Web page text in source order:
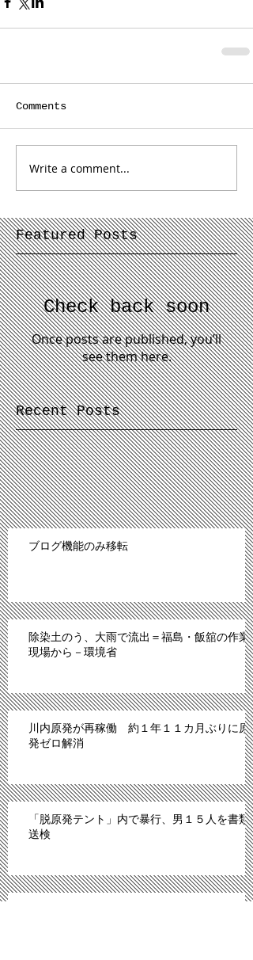
Comments
Write a comment...
Featured Posts
Check back soon
Once posts are published, you’ll
see them here.
Recent Posts
ブログ機能のみ移転
除染土のう、大雨で流出＝福島・飯舘の作業
現場から－環境省
川内原発が再稼働 約１年１１カ月ぶりに原
発ゼロ解消
「脱原発テント」内で暴行、男１５人を書類
送検